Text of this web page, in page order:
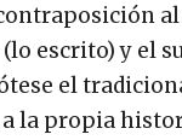
escrito) y el
el
la propia